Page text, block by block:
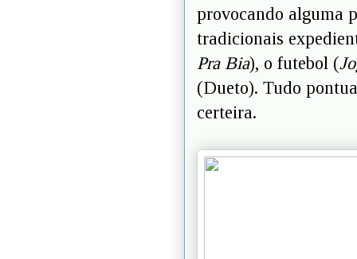
provocando alguma
tradicionais
Pra Bia), o futebol (
(Dueto). Tudo
certeira.